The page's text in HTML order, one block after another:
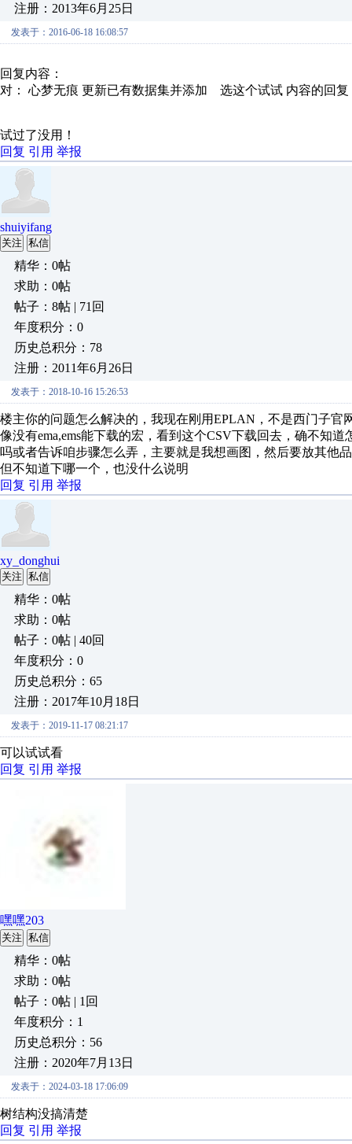
注册：2013年6月25日
发表于：2016-06-18 16:08:57
回复内容：
对： 心梦无痕 更新已有数据集并添加 选这个试试 内容的回复
试过了没用！
回复 引用 举报
shuiyifang
关注 私信
精华：0帖
求助：0帖
帖子：8帖 | 71回
年度积分：0
历史总积分：78
注册：2011年6月26日
发表于：2018-10-16 15:26:53
楼主你的问题怎么解决的，我现在刚用EPLAN，不是西门子官
像没有ema,ems能下载的宏，看到这个CSV下载回去，确不知
吗或者告诉咱步骤怎么弄，主要就是我想画图，然后要放其他
但不知道下哪一个，也没什么说明
回复 引用 举报
xy_donghui
关注 私信
精华：0帖
求助：0帖
帖子：0帖 | 40回
年度积分：0
历史总积分：65
注册：2017年10月18日
发表于：2019-11-17 08:21:17
可以试试看
回复 引用 举报
嘿嘿203
关注 私信
精华：0帖
求助：0帖
帖子：0帖 | 1回
年度积分：1
历史总积分：56
注册：2020年7月13日
发表于：2024-03-18 17:06:09
树结构没搞清楚
回复 引用 举报